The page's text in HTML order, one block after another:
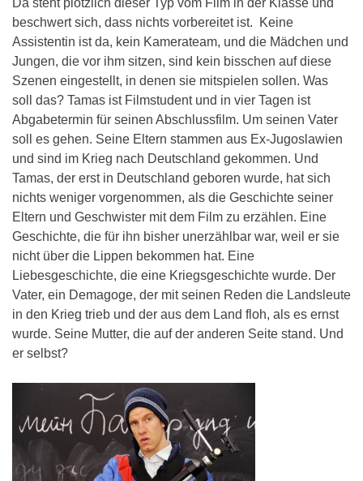
Da steht plötzlich dieser Typ vom Film in der Klasse und
beschwert sich, dass nichts vorbereitet ist. Keine
Assistentin ist da, kein Kamerateam, und die Mädchen und
Jungen, die vor ihm sitzen, sind kein bisschen auf diese
Szenen eingestellt, in denen sie mitspielen sollen. Was
soll das? Tamas ist Filmstudent und in vier Tagen ist
Abgabetermin für seinen Abschlussfilm. Um seinen Vater
soll es gehen. Seine Eltern stammen aus Ex-Jugoslawien
und sind im Krieg nach Deutschland gekommen. Und
Tamas, der erst in Deutschland geboren wurde, hat sich
nichts weniger vorgenommen, als die Geschichte seiner
Eltern und Geschwister mit dem Film zu erzählen. Eine
Geschichte, die für ihn bisher unerzählbar war, weil er sie
nicht über die Lippen bekommen hat. Eine
Liebesgeschichte, die eine Kriegsgeschichte wurde. Der
Vater, ein Demagoge, der mit seinen Reden die Landsleute
in den Krieg trieb und der aus dem Land floh, als es ernst
wurde. Seine Mutter, die auf der anderen Seite stand. Und
er selbst?